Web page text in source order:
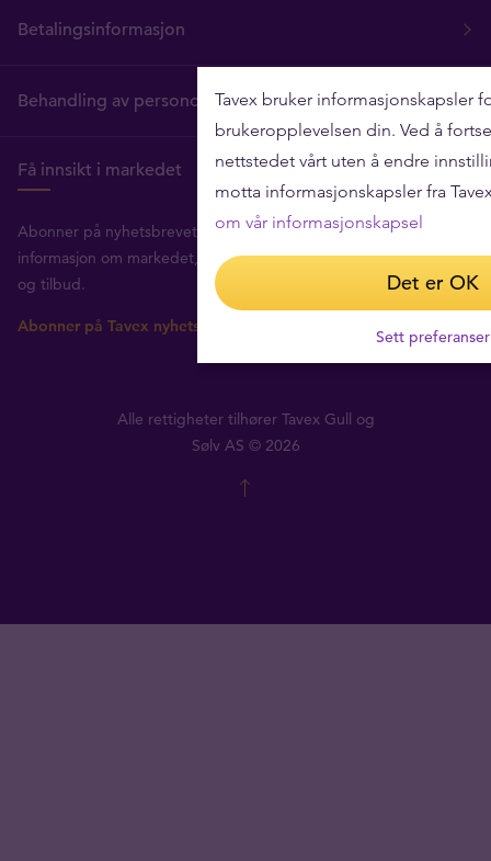
Betalingsinformasjon
Behandling av personopplysninger
Få innsikt i markedet
Abonner på nyhetsbrevet vårt for å få nyttig
informasjon om markedet, interessante artikler
og tilbud.
Abonner på Tavex nyhetsbrevet
Alle rettigheter tilhører Tavex Gull og
Sølv AS © 2026
Tavex bruker informasjonskapsler
brukeropplevelsen din. Ved å
nettstedet vårt uten å endre
motta informasjonskapsler fra
om vår informasjonskapsel
Det er OK
Sett preferanser